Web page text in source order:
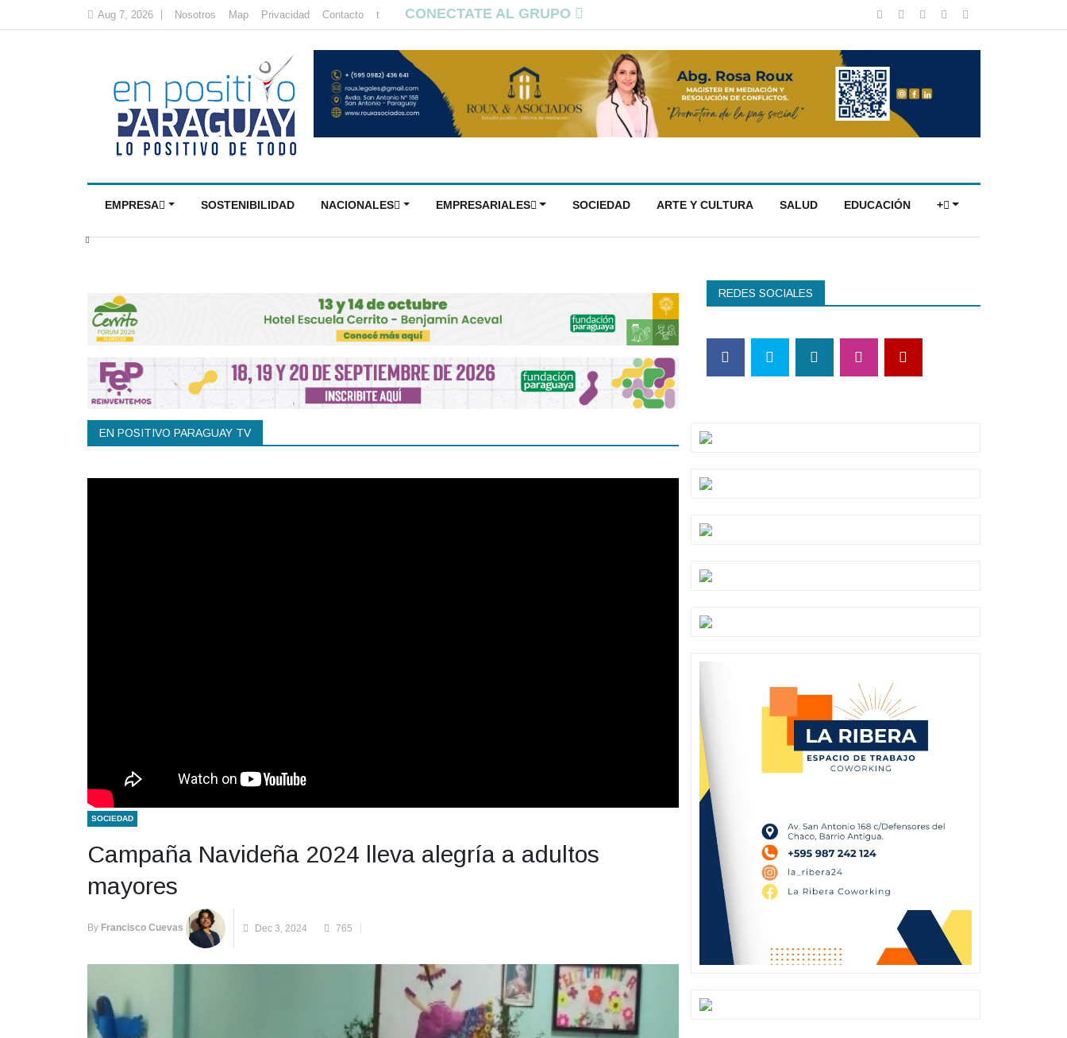
Aug 7, 2026 Nosotros Map Privacidad Contacto t CONECTATE AL GRUPO
EMPRESA SOSTENIBILIDAD NACIONALES EMPRESARIALES SOCIEDAD ARTE Y CULTURA SALUD EDUCACIÓN +
EN POSITIVO PARAGUAY TV
SOCIEDAD
Campaña Navideña 2024 lleva alegría a adultos
mayores
By Francisco Cuevas Dec 3, 2024 765
REDES SOCIALES